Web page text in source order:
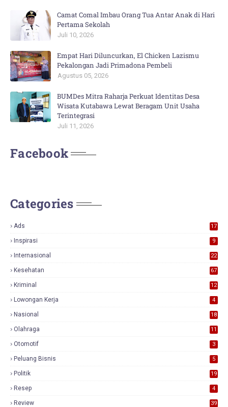
Camat Comal Imbau Orang Tua Antar Anak di Hari
Pertama Sekolah
Juli 10, 2026
Empat Hari Diluncurkan, El Chicken Lazismu
Pekalongan Jadi Primadona Pembeli
Agustus 05, 2026
BUMDes Mitra Raharja Perkuat Identitas Desa
Wisata Kutabawa Lewat Beragam Unit Usaha
Terintegrasi
Juli 11, 2026
Facebook
Categories
Ads
17
Inspirasi 9
Internasional 22
Kesehatan 67
Kriminal 12
Lowongan Kerja 4
Nasional
18
Olahraga 11
Otomotif 3
Peluang Bisnis 5
Politik 19
Resep 4
Review
39